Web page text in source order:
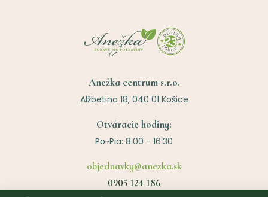
Anežka centrum s.r.o.
Alžbetina 18, 040 01 Košice
Otváracie hodiny:
Po~Pia: 8:00 - 16:30
objednavky@anezka.sk
0905 124 186